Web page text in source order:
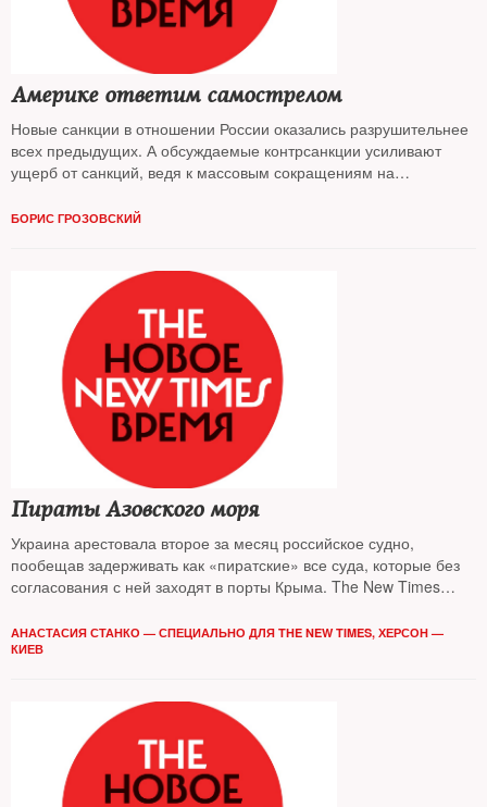
Америке ответим самострелом
Новые санкции в отношении России оказались разрушительнее
всех предыдущих. А обсуждаемые контрсанкции усиливают
ущерб от санкций, ведя к массовым сокращениям на
БОРИС ГРОЗОВСКИЙ
Пираты Азовского моря
Украина арестовала второе за месяц российское судно,
пообещав задерживать как «пиратские» все суда, которые без
согласования с ней заходят в порты Крыма. The New Times
АНАСТАСИЯ СТАНКО — СПЕЦИАЛЬНО ДЛЯ THE NEW TIMES, ХЕРСОН —
КИЕВ